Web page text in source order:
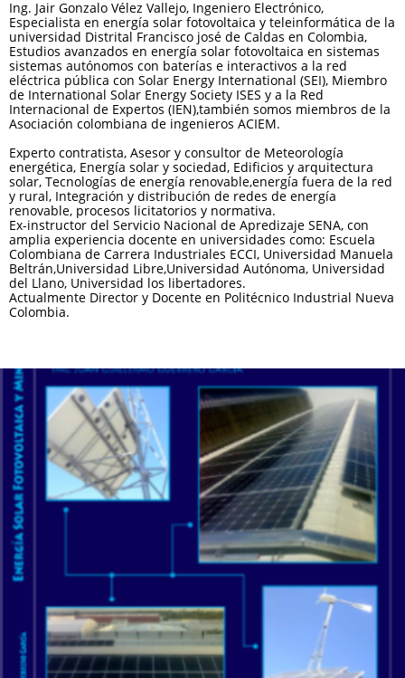
Ing. Jair Gonzalo Vélez Vallejo, Ingeniero Electrónico,
Especialista en energía solar fotovoltaica y teleinformática de la
universidad Distrital Francisco josé de Caldas en Colombia,
Estudios avanzados en energía solar fotovoltaica en sistemas
sistemas autónomos con baterías e interactivos a la red
eléctrica pública con Solar Energy International (SEI), Miembro
de International Solar Energy Society ISES y a la Red
Internacional de Expertos (IEN),también somos miembros de la
Asociación colombiana de ingenieros ACIEM.​
Experto contratista, Asesor y consultor de Meteorología
energética, Energía solar y sociedad, Edificios y arquitectura
solar, Tecnologías de energía renovable,energía fuera de la red
y rural, Integración y distribución de redes de energía
renovable, procesos licitatorios y normativa.
Ex-instructor del Servicio Nacional de Apredizaje SENA, con
amplia experiencia docente en universidades como: Escuela
Colombiana de Carrera Industriales ECCI, Universidad Manuela
Beltrán,Universidad Libre,Universidad Autónoma, Universidad
del Llano, Universidad los libertadores.
Actualmente Director y Docente en Politécnico Industrial Nueva
Colombia.